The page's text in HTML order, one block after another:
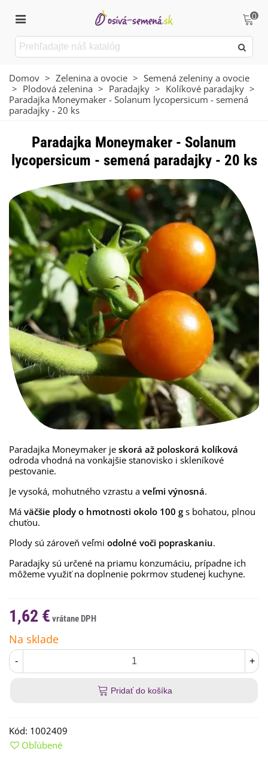
0
Domov > Zelenina a ovocie > Semená zeleniny a ovocie
> Plodová zelenina > Paradajky > Kolíkové paradajky >
Paradajka Moneymaker - Solanum lycopersicum - semená
paradajky - 20 ks
Paradajka Moneymaker - Solanum
lycopersicum - semená paradajky - 20 ks
Paradajka Moneymaker je skorá až poloskorá kolíková
odroda vhodná na vonkajšie stanovisko i skleníkové
pestovanie.
Je vysoká, mohutného vzrastu a veľmi výnosná.
Má väčšie plody o hmotnosti okolo 100 g s bohatou, plnou
chuťou.
Plody sú zároveň veľmi odolné voči popraskaniu.
Paradajky sú určené na priamu konzumáciu, prípadne ich
môžeme využiť na doplnenie pokrmov studenej kuchyne.
1,62 €
Na sklade
- +
Pridať do košíka
Kód: 1002409
Obľúbené